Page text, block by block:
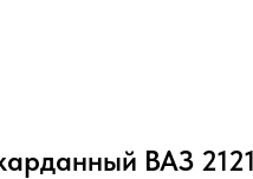
ВАЗ